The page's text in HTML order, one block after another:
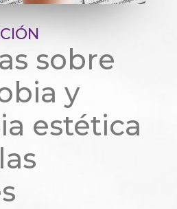
sobre
y
estética